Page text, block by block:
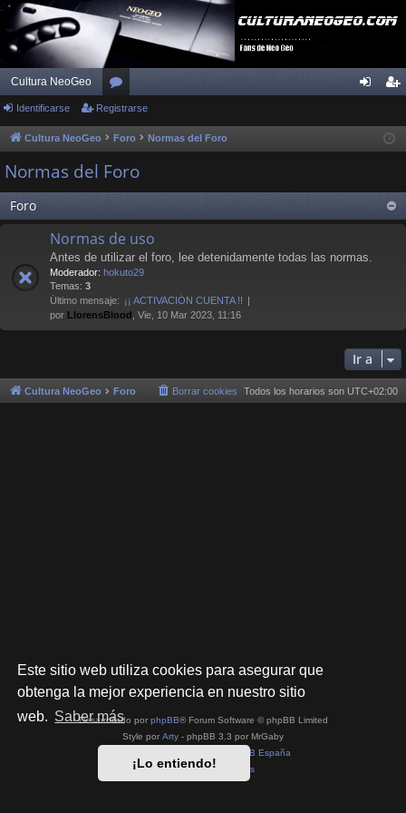
Este sitio web utiliza cookies para asegurar que
obtenga la mejor experiencia en nuestro sitio
web. Saber más
¡Lo entiendo!
Cultura NeoGeo
or
os
ar
se
ist
rs
e
Identificarse Registrarse
Cultura NeoGeo Foro Normas del Foro
Normas del Foro
Foro
Normas de uso
Antes de utilizar el foro, lee detenidamente todas las normas.
Moderador: hokuto29
Temas: 3
Último mensaje: ¡¡ ACTIVACIÓN CUENTA !!
por LlorensBlood , Vie, 10 Mar 2023, 11:16
Ir a
Cultura NeoGeo Foro Todos los horarios son UTC+02:00
Borrar cookies
Desarrollado por phpBB® Forum Software © phpBB Limited
Style por Arty - phpBB 3.3 por MrGaby
phpBB España
Privacidad|Condiciones